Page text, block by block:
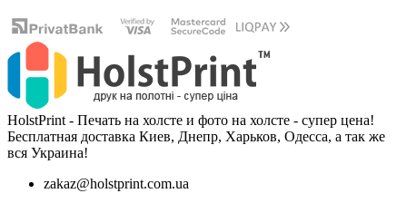
HolstPrint - Печать на холсте и фото на холсте - супер цена!
Бесплатная доставка Киев, Днепр, Харьков, Одесса, а так же
вся Украина!
zakaz@holstprint.com.ua